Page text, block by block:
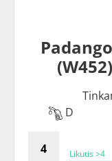
D
Likutis >4